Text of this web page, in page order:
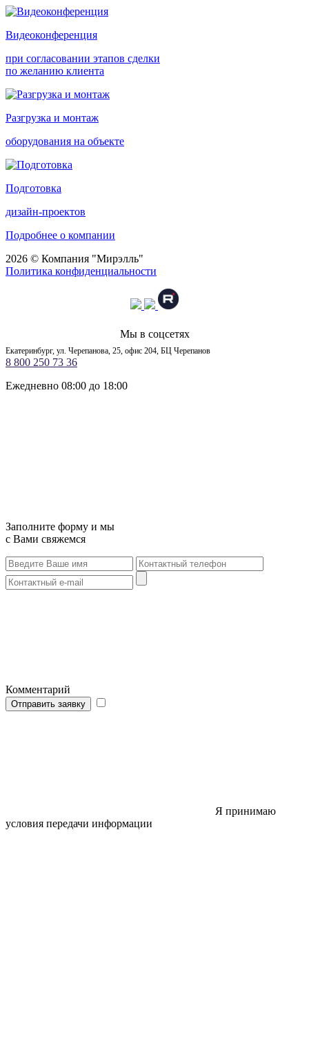
Видеоконференция
при согласовании этапов сделки
по желанию клиента
Разгрузка и монтаж
оборудования на объекте
Подготовка
дизайн-проектов
Подробнее о компании
2026 © Компания "Мирэлль"
Политика конфиденциальности
Мы в соцсетях
Екатеринбург, ул. Черепанова, 25, офис 204, БЦ Черепанов
8 800 250 73 36
Ежедневно 08:00 до 18:00
Заполните форму и мы
с Вами свяжемся
Комментарий
Отправить заявку
Я принимаю
условия передачи информации